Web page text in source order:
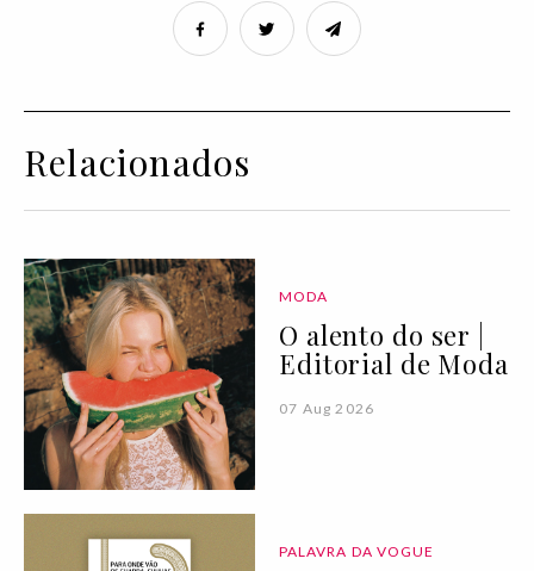
Relacionados
MODA
O alento do ser |
Editorial de Moda
07 Aug 2026
PALAVRA DA VOGUE